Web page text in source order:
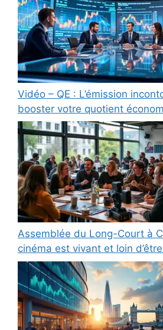
Vidéo – QE : L’émission
booster votre quotient
Assemblée du Long-Court à
cinéma est vivant et loin